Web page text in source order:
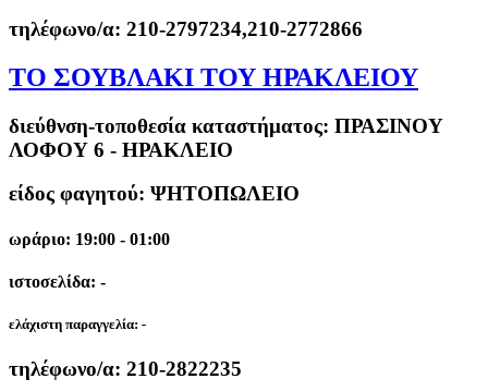
τηλέφωνο/α: 210-2797234,210-2772866
ΤΟ ΣΟΥΒΛΑΚΙ ΤΟΥ ΗΡΑΚΛΕΙΟΥ
διεύθνση-τοποθεσία καταστήματος: ΠΡΑΣΙΝΟΥ
ΛΟΦΟΥ 6 - ΗΡΑΚΛΕΙΟ
είδος φαγητού: ΨΗΤΟΠΩΛΕΙΟ
ωράριο: 19:00 - 01:00
ιστοσελίδα: -
ελάχιστη παραγγελία: -
τηλέφωνο/α: 210-2822235